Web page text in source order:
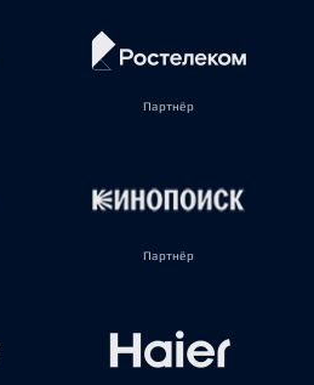
Партнёр
Партнёр